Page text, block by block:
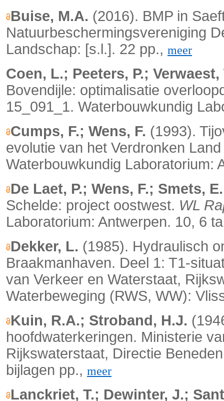
Buise, M.A. (2016). BMP in
Natuurbeschermingsvereniging
Landschap: [s.l.]. 22 pp., meer
Coen, L.; Peeters, P.;
Bovendijle: optimalisatie
15_091_1. Waterbouwkundig
Cumps, F.; Wens, F. (1993).
evolutie van het Verdronken
Waterbouwkundig Laboratorium:
De Laet, P.; Wens, F.; Smets, E.
Schelde: project oostwest. WL
Laboratorium: Antwerpen. 10, 6
Dekker, L. (1985). Hydraulisch
Braakmanhaven. Deel 1: T1-
van Verkeer en Waterstaat,
Waterbeweging (RWS, WW):
Kuin, R.A.; Stroband, H.J.
hoofdwaterkeringen. Ministerie
Rijkswaterstaat, Directie
bijlagen pp., meer
Lanckriet, T.; Dewinter, J.;